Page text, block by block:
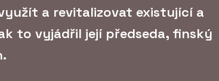
a revitalizovat existující a
to vyjádřil její předseda, finský